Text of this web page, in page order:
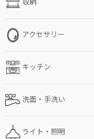
アクセサリー
キッチン
洗面・手洗い
ライト・照明